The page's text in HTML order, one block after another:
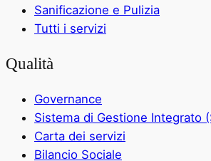
Sanificazione e Pulizia
Tutti i servizi
Qualità
Governance
Sistema di Gestione Integrato
Carta dei servizi
Bilancio Sociale